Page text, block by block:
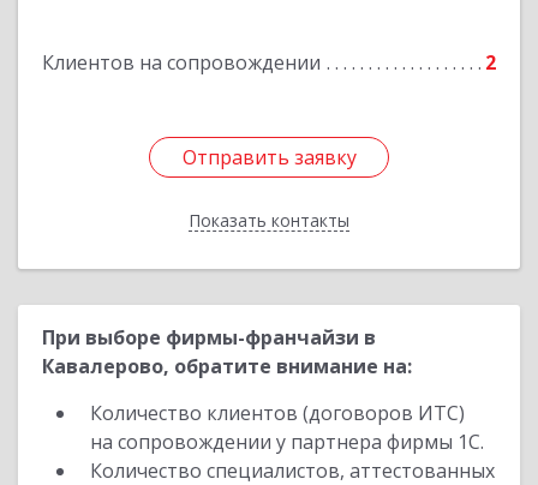
Клиентов на сопровождении 2
Отправить заявку
Показать контакты
Отправить заявку
Назад
При выборе фирмы-франчайзи в
Кавалерово, обратите внимание на:
Количество клиентов (договоров ИТС)
на сопровождении у партнера фирмы 1С.
Количество специалистов, аттестованных